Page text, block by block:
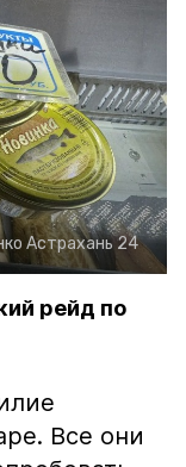
Астрахань 24
рейд по
Все они